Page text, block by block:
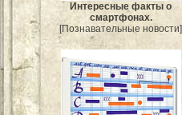
Интересные факты о
смартфонах.
[Познавательные новости]